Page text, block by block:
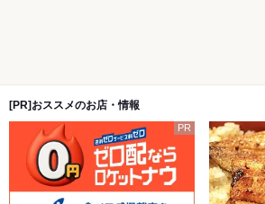
[PR]おススメのお店・情報
PR